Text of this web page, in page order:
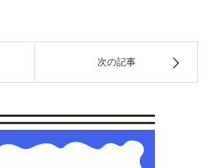
次の記事